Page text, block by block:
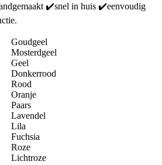
✔️snel in huis ✔️eenvoudig
Goudgeel
Mosterdgeel
Geel
Donkerrood
Rood
Oranje
Paars
Lavendel
Lila
Fuchsia
Roze
Lichtroze